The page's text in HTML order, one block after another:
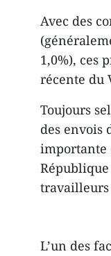
Avec des
1,0%), ces
récente du
Toujours
des envois
importante
travailleurs
L’un des